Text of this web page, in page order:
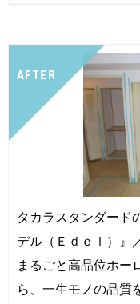
AFTER
タカラスタンダード
デル（Ｅｄｅｌ）』
まるごと高品位ホー
ら、一生モノの品質